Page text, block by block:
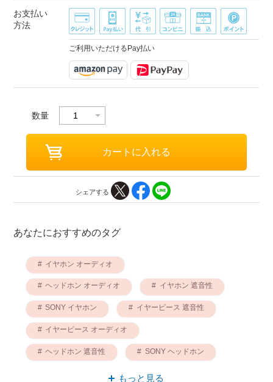
お支払い
方法
ご利用いただけるPay払い
数量
シェアする
あなたにおすすめのタグ
イヤホン オーディオ
ヘッドホン オーディオ イヤホン 遮音性
SONY イヤホン イヤーピース 遮音性
イヤーピース オーディオ
ヘッドホン 遮音性 SONY ヘッドホン
オーディオ SONY
もっと見る